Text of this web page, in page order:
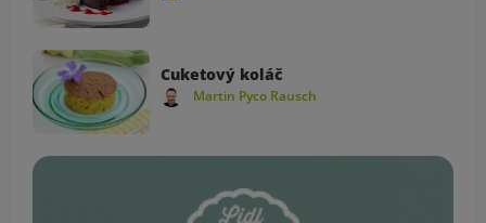
Cuketový koláč
Martin Pyco Rausch